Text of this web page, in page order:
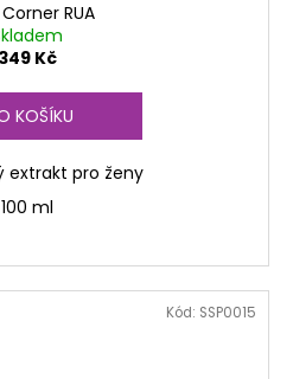
RUA
349 Kč
KOŠÍKU
extrakt pro ženy
100 ml
Kód: SSP0015